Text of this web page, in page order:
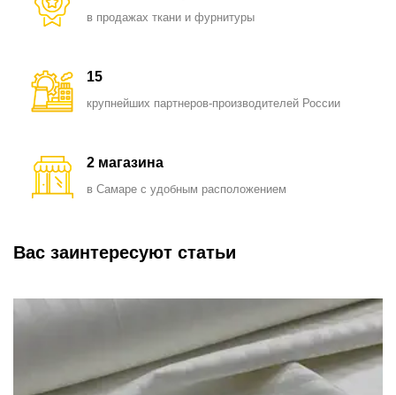
в продажах ткани и фурнитуры
15
крупнейших партнеров-производителей России
2 магазина
в Самаре с удобным расположением
Вас заинтересуют статьи